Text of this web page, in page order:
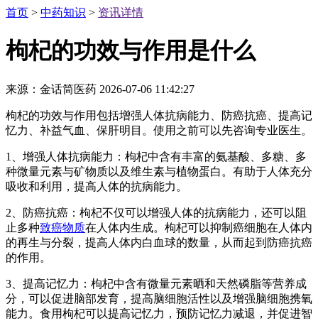
首页 > 中药知识 > 资讯详情
枸杞的功效与作用是什么
来源：金话筒医药 2026-07-06 11:42:27
枸杞的功效与作用包括增强人体抗病能力、防癌抗癌、提高记
忆力、补益气血、保肝明目。使用之前可以先咨询专业医生。
1、增强人体抗病能力：枸杞中含有丰富的氨基酸、多糖、多
种微量元素与矿物质以及维生素与植物蛋白。有助于人体充分
吸收和利用，提高人体的抗病能力。
2、防癌抗癌：枸杞不仅可以增强人体的抗病能力，还可以阻
止多种致癌物质在人体内生成。枸杞可以抑制癌细胞在人体内
的再生与分裂，提高人体内白血球的数量，从而起到防癌抗癌
的作用。
3、提高记忆力：枸杞中含有微量元素晒和天然磷脂等营养成
分，可以促进脑部发育，提高脑细胞活性以及增强脑细胞携氧
能力。食用枸杞可以提高记忆力，预防记忆力减退，并促进智